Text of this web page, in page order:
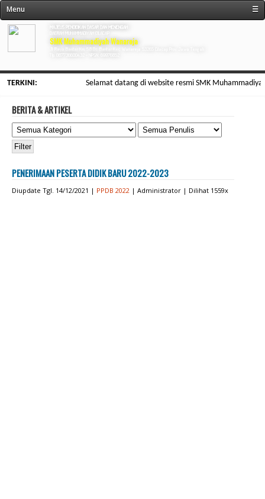
Menu
☰
« Beranda
Profil Sekolah
Jurusan/Program
Kegiatan/Organisasi
SDM/Personalia
Kesiswaan
Galeri & Arsip
MAJELIS PENDIDIKAN DASAR DAN MENENGAH
DAERAH MUHAMMADIYAH CILACAP
SMK Muhammadiyah Wanareja
TERKINI: Selamat datang di website resmi SMK Muhammadiyah
BERITA & ARTIKEL
PENERIMAAN PESERTA DIDIK BARU 2022-2023
Diupdate Tgl. 14/12/2021 | PPDB 2022 | Administrator | Dilihat 1559x